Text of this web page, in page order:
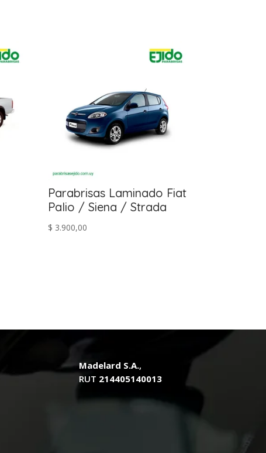
Parabrisas Laminado Fiat
Palio / Siena / Strada
$ 3.900,00
Madelard S.A.,
RUT 214405140013